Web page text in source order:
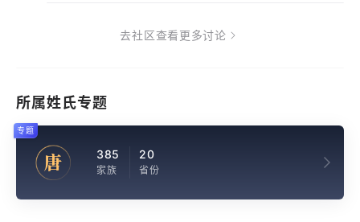
去社区查看更多讨论
所属姓氏专题
唐 385
家族
20
省份
专题